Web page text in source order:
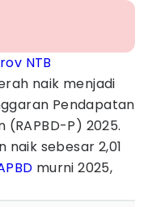
NTB
naik menjadi
Pendapatan
P) 2025.
sebesar 2,01
murni 2025,